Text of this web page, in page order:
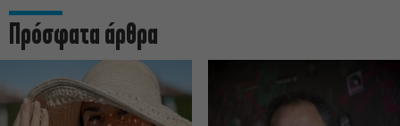
Πρόσφατα άρθρα